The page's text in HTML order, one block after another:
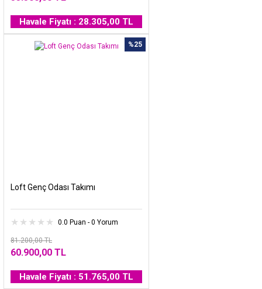
Havale Fiyatı : 28.305,00 TL
%25
Loft Genç Odası Takımı
0.0 Puan - 0 Yorum
81.200,00 TL
60.900,00 TL
Havale Fiyatı : 51.765,00 TL